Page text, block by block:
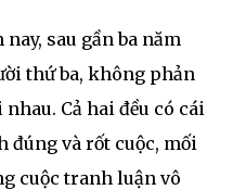
sau gần ba năm
thứ ba, không phản
Cả hai đều có cái
và rốt cuộc, mối
cuộc tranh luận vô